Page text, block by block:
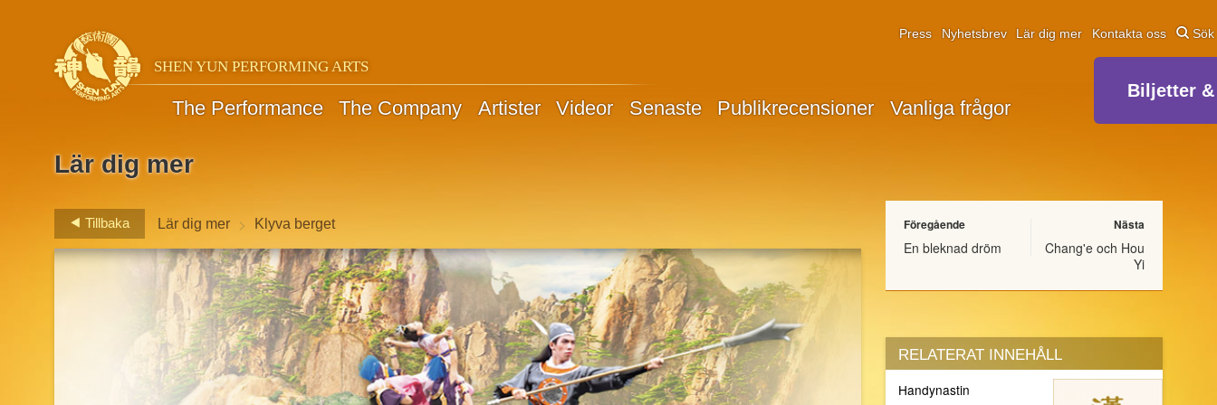
SHEN YUN PERFORMING ARTS
The Performance The Company Artister Videor Senaste Publikrecensioner Vanliga frågor
Press Nyhetsbrev Lär dig mer Kontakta oss Sök
Biljetter
Lär dig mer
Tillbaka Lär dig mer > Klyva berget Föregående
En bleknad dröm
Nästa
Chang'e och Hou
Yi
RELATERAT INNEHÅLL
Handynastin